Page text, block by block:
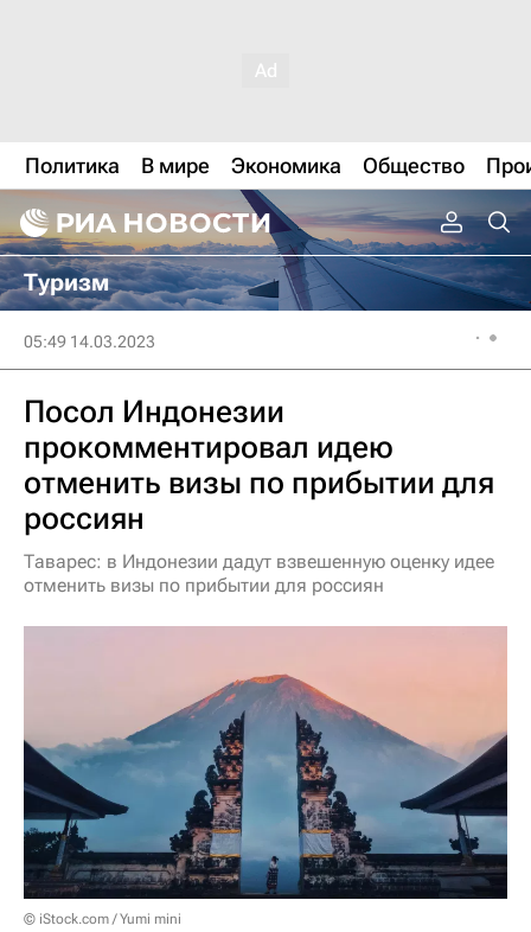
Политика В мире Экономика Общество
Туризм
05:49 14.03.2023
Посол Индонезии
прокомментировал идею
отменить визы по прибытии для
россиян
Таварес: в Индонезии дадут взвешенную оценку идее
отменить визы по прибытии для россиян
© iStock.com / Yumi mini